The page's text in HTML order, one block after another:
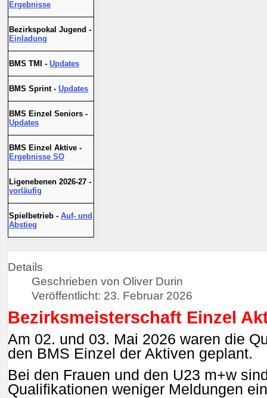
Ergebnisse
Bezirkspokal Jugend -
Einladung
BMS TMI - Updates
BMS Sprint - Updates
BMS Einzel Seniors -
Updates
BMS Einzel Aktive -
Ergebnisse SO
Ligenebenen 2026-27 -
vorläufig
Spielbetrieb - Auf- und
Abstieg
Details
Geschrieben von Oliver Durin
Veröffentlicht: 23. Februar 2026
Bezirksmeisterschaft Einzel
Am 02. und 03. Mai 2026 waren die
den BMS Einzel der Aktiven geplant.
Bei den Frauen und den U23 m+w
Qualifikationen weniger Meldungen